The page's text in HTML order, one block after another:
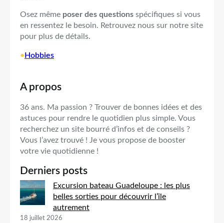
Osez même poser des questions spécifiques si vous
en ressentez le besoin. Retrouvez nous sur notre site
pour plus de détails.
•Hobbies
A propos
36 ans. Ma passion ? Trouver de bonnes idées et des
astuces pour rendre le quotidien plus simple. Vous
recherchez un site bourré d’infos et de conseils ?
Vous l’avez trouvé ! Je vous propose de booster
votre vie quotidienne !
Derniers posts
Excursion bateau Guadeloupe : les plus
belles sorties pour découvrir l’île
autrement
18 juillet 2026